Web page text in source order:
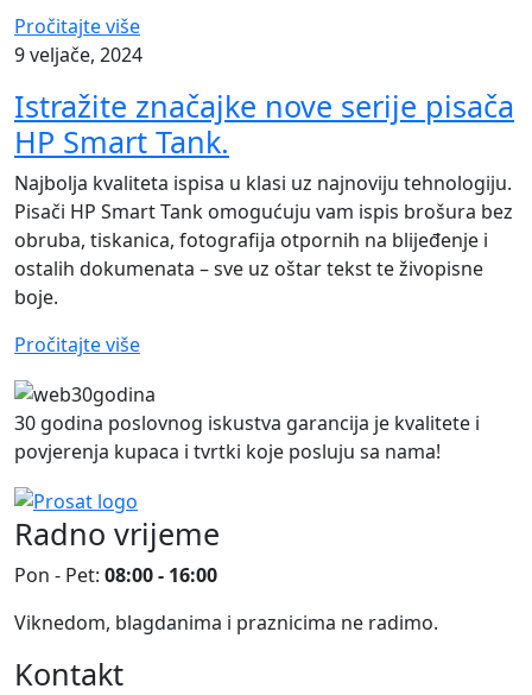
Pročitajte više
9 veljače, 2024
Istražite značajke nove serije pisača
HP Smart Tank.
Najbolja kvaliteta ispisa u klasi uz najnoviju tehnologiju.
Pisači HP Smart Tank omogućuju vam ispis brošura bez
obruba, tiskanica, fotografija otpornih na blijeđenje i
ostalih dokumenata – sve uz oštar tekst te živopisne
boje.
Pročitajte više
30 godina poslovnog iskustva garancija je kvalitete i
povjerenja kupaca i tvrtki koje posluju sa nama!
Radno vrijeme
Pon - Pet: 08:00 - 16:00
Viknedom, blagdanima i praznicima ne radimo.
Kontakt